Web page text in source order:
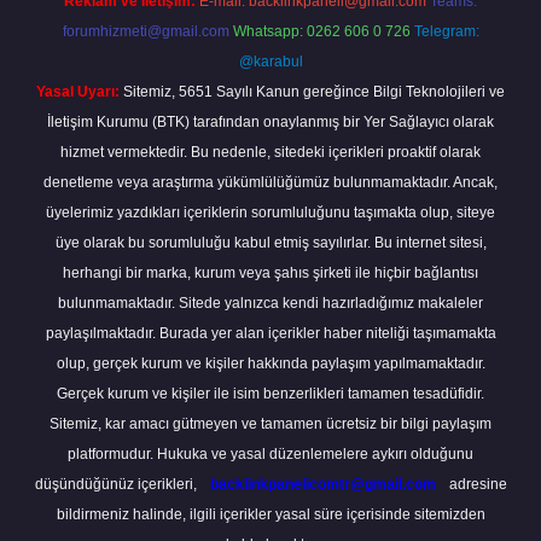
forumhizmeti@gmail.com Whatsapp: 0262 606 0 726 Telegram:
@karabul
Yasal Uyarı: Sitemiz, 5651 Sayılı Kanun gereğince Bilgi Teknolojileri ve
İletişim Kurumu (BTK) tarafından onaylanmış bir Yer Sağlayıcı olarak
hizmet vermektedir. Bu nedenle, sitedeki içerikleri proaktif olarak
denetleme veya araştırma yükümlülüğümüz bulunmamaktadır. Ancak,
üyelerimiz yazdıkları içeriklerin sorumluluğunu taşımakta olup, siteye
üye olarak bu sorumluluğu kabul etmiş sayılırlar. Bu internet sitesi,
herhangi bir marka, kurum veya şahıs şirketi ile hiçbir bağlantısı
bulunmamaktadır. Sitede yalnızca kendi hazırladığımız makaleler
paylaşılmaktadır. Burada yer alan içerikler haber niteliği taşımamakta
olup, gerçek kurum ve kişiler hakkında paylaşım yapılmamaktadır.
Gerçek kurum ve kişiler ile isim benzerlikleri tamamen tesadüfidir.
Sitemiz, kar amacı gütmeyen ve tamamen ücretsiz bir bilgi paylaşım
platformudur. Hukuka ve yasal düzenlemelere aykırı olduğunu
düşündüğünüz içerikleri,
backlinkpanelicomtr@gmail.com
adresine
bildirmeniz halinde, ilgili içerikler yasal süre içerisinde sitemizden